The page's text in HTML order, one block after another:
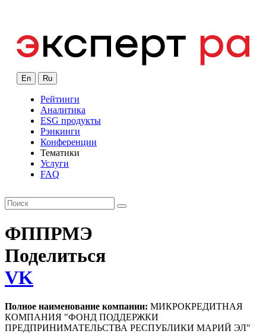
En Ru
Рейтинги
Аналитика
ESG продукты
Рэнкинги
Конференции
Тематики
Услуги
FAQ
ФППРМЭ
Поделиться
VK
Полное наименование компании: МИКРОКРЕДИТНАЯ
КОМПАНИЯ "ФОНД ПОДДЕРЖКИ
ПРЕДПРИНИМАТЕЛЬСТВА РЕСПУБЛИКИ МАРИЙ ЭЛ"